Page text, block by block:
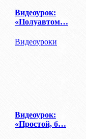
Видеоурок:
«Полуавтом…
Видеоуроки
Видеоурок:
«Простой, б…